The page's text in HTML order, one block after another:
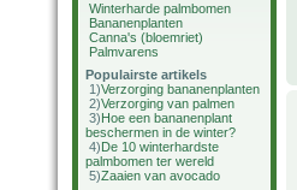
Winterharde palmbomen
Bananenplanten
Canna's (bloemriet)
Palmvarens
Populairste artikels
1)Verzorging bananenplanten
2)Verzorging van palmen
3)Hoe een bananenplant
beschermen in de winter?
4)De 10 winterhardste
palmbomen ter wereld
5)Zaaien van avocado